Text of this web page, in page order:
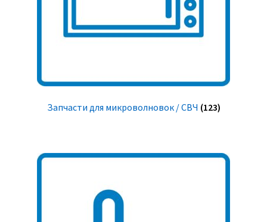
Запчасти для микроволновок / СВЧ (123)